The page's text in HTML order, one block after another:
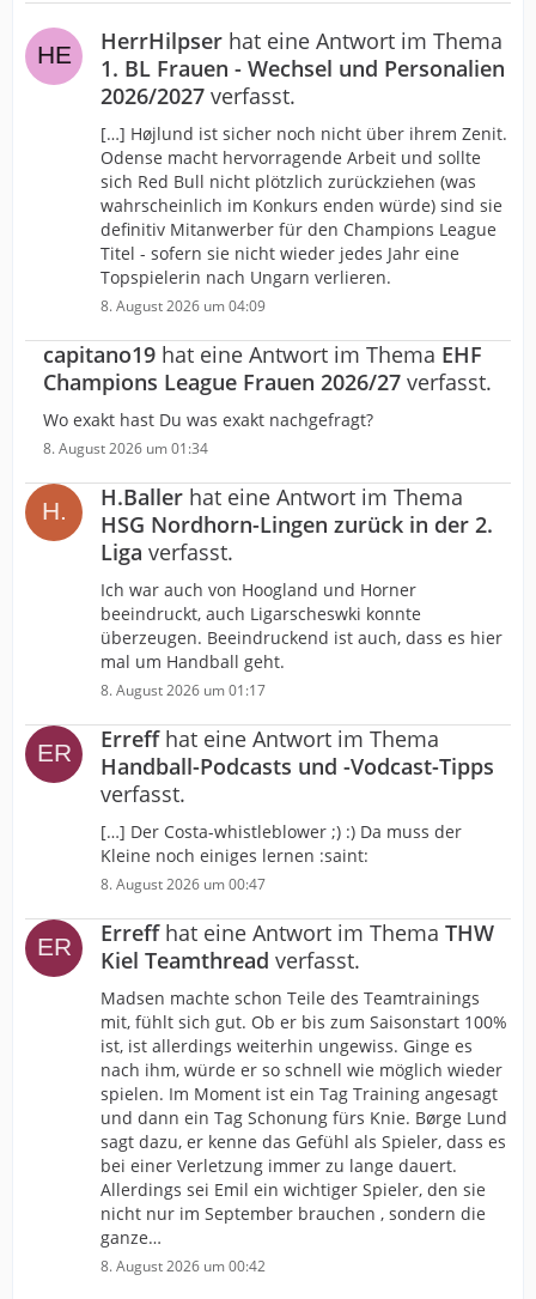
HerrHilpser hat eine Antwort im Thema
1. BL Frauen - Wechsel und Personalien
2026/2027 verfasst.
[…] Højlund ist sicher noch nicht über ihrem Zenit.
Odense macht hervorragende Arbeit und sollte
sich Red Bull nicht plötzlich zurückziehen (was
wahrscheinlich im Konkurs enden würde) sind sie
definitiv Mitanwerber für den Champions League
Titel - sofern sie nicht wieder jedes Jahr eine
Topspielerin nach Ungarn verlieren.
8. August 2026 um 04:09
capitano19 hat eine Antwort im Thema EHF
Champions League Frauen 2026/27 verfasst.
Wo exakt hast Du was exakt nachgefragt?
8. August 2026 um 01:34
H.Baller hat eine Antwort im Thema
HSG Nordhorn-Lingen zurück in der 2.
Liga verfasst.
Ich war auch von Hoogland und Horner
beeindruckt, auch Ligarscheswki konnte
überzeugen. Beeindruckend ist auch, dass es hier
mal um Handball geht.
8. August 2026 um 01:17
Erreffhat eine Antwort im Thema
Handball-Podcasts und -Vodcast-Tipps
verfasst.
[…] Der Costa-whistleblower ;) :) Da muss der
Kleine noch einiges lernen :saint:
8. August 2026 um 00:47
Erreffhat eine Antwort im Thema THW
Kiel Teamthread verfasst.
Madsen machte schon Teile des Teamtrainings
mit, fühlt sich gut. Ob er bis zum Saisonstart 100%
ist, ist allerdings weiterhin ungewiss. Ginge es
nach ihm, würde er so schnell wie möglich wieder
spielen. Im Moment ist ein Tag Training angesagt
und dann ein Tag Schonung fürs Knie. Børge Lund
sagt dazu, er kenne das Gefühl als Spieler, dass es
bei einer Verletzung immer zu lange dauert.
Allerdings sei Emil ein wichtiger Spieler, den sie
nicht nur im September brauchen , sondern die
ganze…
8. August 2026 um 00:42